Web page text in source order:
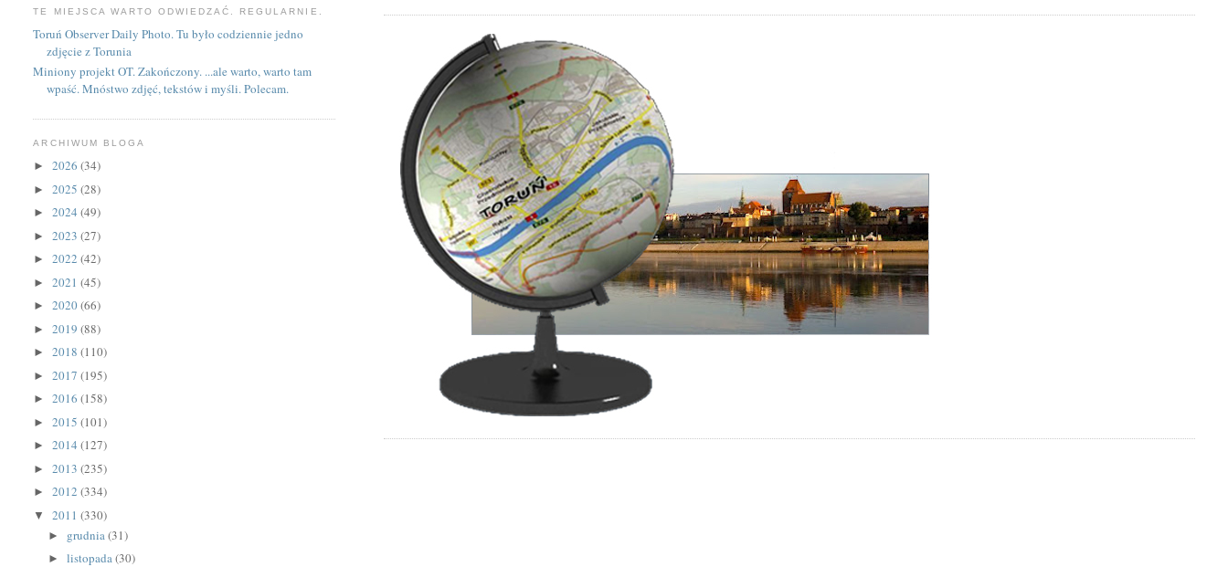
TE MIEJSCA WARTO ODWIEDZAĆ. REGULARNIE.
Toruń Observer Daily Photo. Tu było codziennie jedno
zdjęcie z Torunia
Miniony projekt OT. Zakończony. ...ale warto, warto tam
wpaść. Mnóstwo zdjęć, tekstów i myśli. Polecam.
ARCHIWUM BLOGA
►2026(34)
►2025(28)
►2024(49)
►2023(27)
►2022(42)
►2021(45)
►2020(66)
►2019(88)
►2018(110)
►2017(195)
►2016(158)
►2015(101)
►2014(127)
►2013(235)
►2012(334)
▼2011(330)
► grudnia(31)
►listopada(30)